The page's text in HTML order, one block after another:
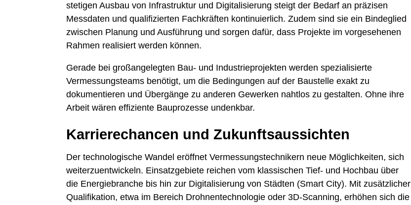
stetigen Ausbau von Infrastruktur und Digitalisierung steigt der Bedarf an präzisen
Messdaten und qualifizierten Fachkräften kontinuierlich. Zudem sind sie ein Bindeglied
zwischen Planung und Ausführung und sorgen dafür, dass Projekte im vorgesehenen
Rahmen realisiert werden können.
Gerade bei großangelegten Bau- und Industrieprojekten werden spezialisierte
Vermessungsteams benötigt, um die Bedingungen auf der Baustelle exakt zu
dokumentieren und Übergänge zu anderen Gewerken nahtlos zu gestalten. Ohne ihre
Arbeit wären effiziente Bauprozesse undenkbar.
Karrierechancen und Zukunftsaussichten
Der technologische Wandel eröffnet Vermessungstechnikern neue Möglichkeiten, sich
weiterzuentwickeln. Einsatzgebiete reichen vom klassischen Tief- und Hochbau über
die Energiebranche bis hin zur Digitalisierung von Städten (Smart City). Mit zusätzlicher
Qualifikation, etwa im Bereich Drohnentechnologie oder 3D-Scanning, erhöhen sich die